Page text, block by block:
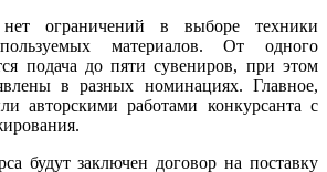
ограничений в выборе техники
материалов. От одного
подача до пяти сувениров, при этом
в разных номинациях. Главное,
авторскими работами конкурсанта с
будут заключен договор на поставку